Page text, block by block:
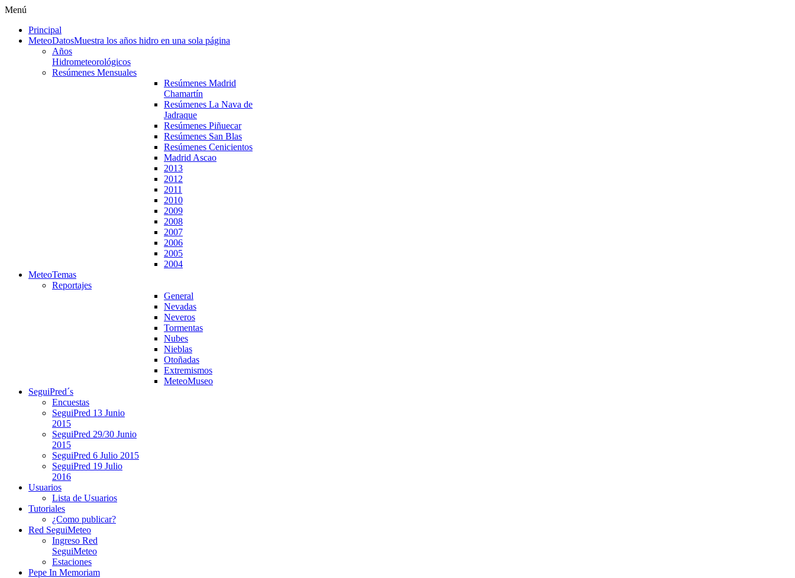
Menú
Principal
MeteoDatosMuestra los años hidro en una sola página
Años
Hidrometeorológicos
Resúmenes Mensuales
Resúmenes Madrid
Chamartín
Resúmenes La Nava de
Jadraque
Resúmenes Piñuecar
Resúmenes San Blas
Resúmenes Cenicientos
Madrid Ascao
2013
2012
2011
2010
2009
2008
2007
2006
2005
2004
MeteoTemas
Reportajes
General
Nevadas
Neveros
Tormentas
Nubes
Nieblas
Otoñadas
Extremismos
MeteoMuseo
SeguiPred´s
Encuestas
SeguiPred 13 Junio
2015
SeguiPred 29/30 Junio
2015
SeguiPred 6 Julio 2015
SeguiPred 19 Julio
2016
Usuarios
Lista de Usuarios
Tutoriales
¿Como publicar?
Red SeguiMeteo
Ingreso Red
SeguiMeteo
Estaciones
Pepe In Memoriam